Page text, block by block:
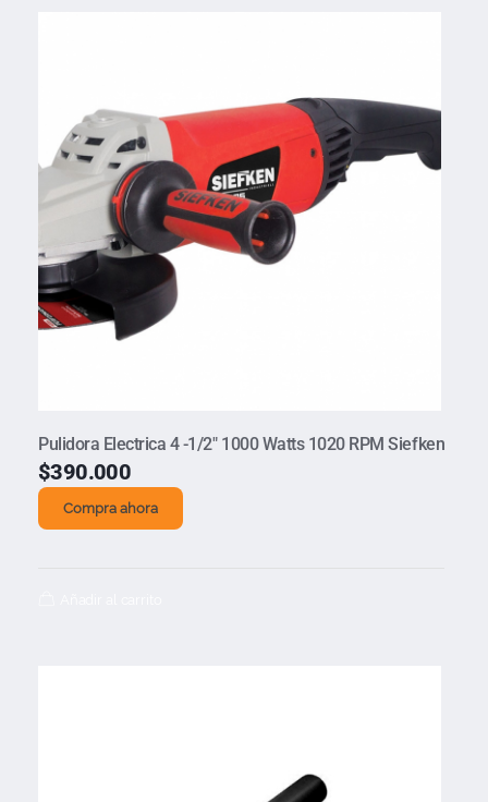
Pulidora Electrica 4 -1/2″ 1000 Watts 1020 RPM Siefken
$390.000
Compra ahora